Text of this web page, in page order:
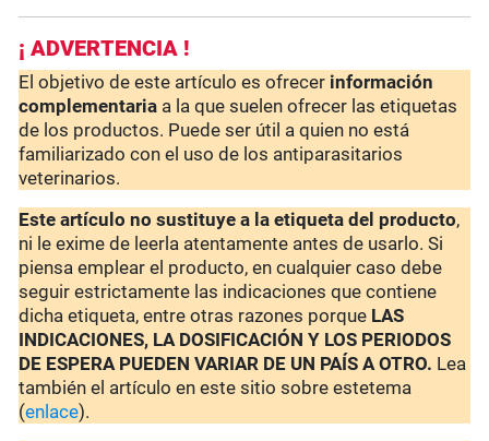
¡ ADVERTENCIA !
El objetivo de este artículo es ofrecer información
complementaria a la que suelen ofrecer las etiquetas
de los productos. Puede ser útil a quien no está
familiarizado con el uso de los antiparasitarios
veterinarios.
Este artículo no sustituye a la etiqueta del producto,
ni le exime de leerla atentamente antes de usarlo. Si
piensa emplear el producto, en cualquier caso debe
seguir estrictamente las indicaciones que contiene
dicha etiqueta, entre otras razones porque LAS
INDICACIONES, LA DOSIFICACIÓN Y LOS PERIODOS
DE ESPERA PUEDEN VARIAR DE UN PAÍS A OTRO. Lea
también el artículo en este sitio sobre estetema
(enlace).